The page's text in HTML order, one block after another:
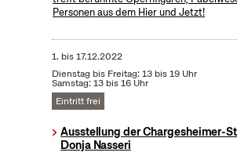
Personen aus dem Hier und Jetzt!
1. bis17.12.2022
Dienstag bis Freitag: 13 bis 19 Uhr
Samstag: 13 bis 16 Uhr
Eintritt frei
Ausstellung der Chargesheimer-
Donja Nasseri